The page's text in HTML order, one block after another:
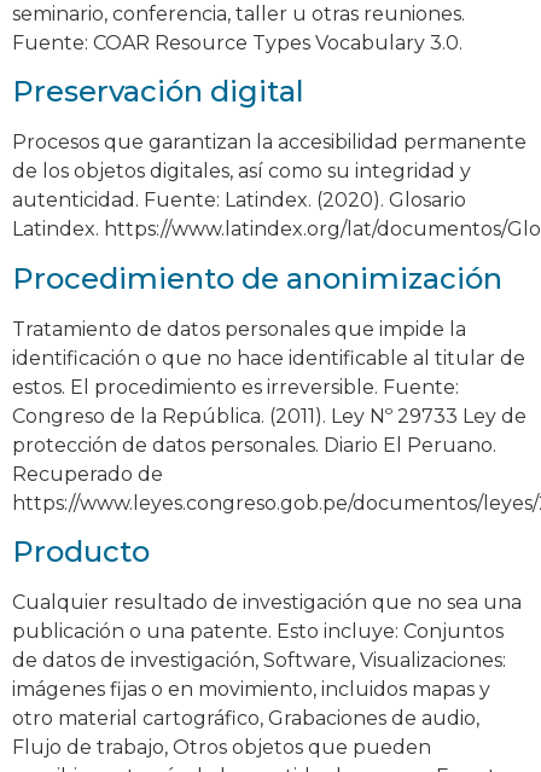
seminario, conferencia, taller u otras reuniones.
Fuente: COAR Resource Types Vocabulary 3.0.
Preservación digital
Procesos que garantizan la accesibilidad permanente
de los objetos digitales, así como su integridad y
autenticidad. Fuente: Latindex. (2020). Glosario
Latindex. https://www.latindex.org/lat/documentos/
Procedimiento de anonimización
Tratamiento de datos personales que impide la
identificación o que no hace identificable al titular de
estos. El procedimiento es irreversible. Fuente:
Congreso de la República. (2011). Ley Nº 29733 Ley de
protección de datos personales. Diario El Peruano.
Recuperado de
https://www.leyes.congreso.gob.pe/documentos/
Producto
Cualquier resultado de investigación que no sea una
publicación o una patente. Esto incluye: Conjuntos
de datos de investigación, Software, Visualizaciones:
imágenes fijas o en movimiento, incluidos mapas y
otro material cartográfico, Grabaciones de audio,
Flujo de trabajo, Otros objetos que pueden